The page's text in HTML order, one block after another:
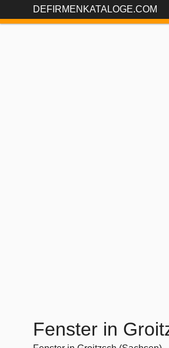
DEFIRMENKATALOGE.COM
Fenster in